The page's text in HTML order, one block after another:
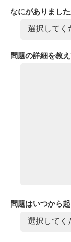
なにがありました
問題の詳細を教え
問題はいつから